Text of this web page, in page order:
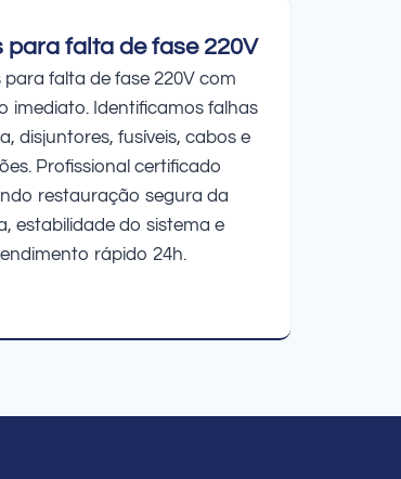
para falta de fase 220V
para falta de fase 220V com
imediato. Identificamos falhas
disjuntores, fusíveis, cabos e
Profissional certificado
restauração segura da
estabilidade do sistema e
rápido 24h.